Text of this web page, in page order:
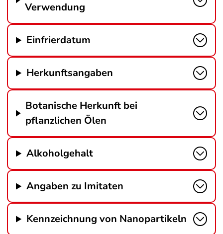
Verwendung
Einfrierdatum
Herkunftsangaben
Botanische Herkunft bei
pflanzlichen Ölen
Alkoholgehalt
Angaben zu Imitaten
Kennzeichnung von Nanopartikeln